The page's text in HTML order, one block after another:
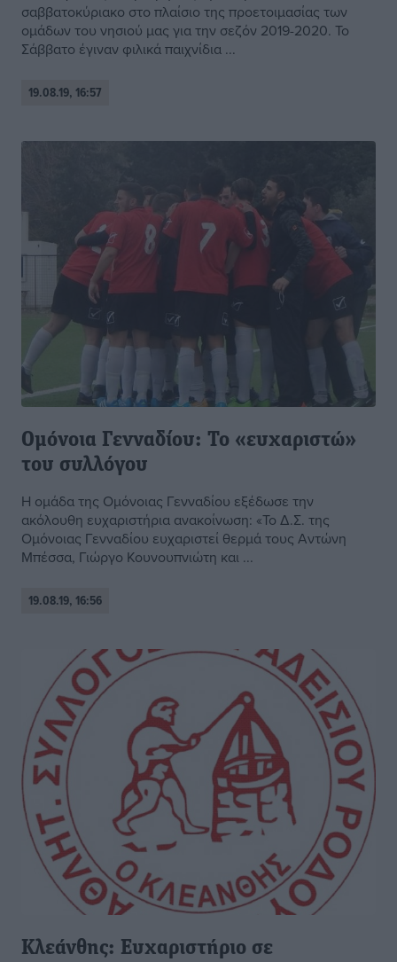
σαββατοκύριακο στο πλαίσιο της προετοιμασίας των
ομάδων του νησιού μας για την σεζόν 2019-2020. Το
Σάββατο έγιναν φιλικά παιχνίδια ...
19.08.19, 16:57
Ομόνοια Γενναδίου: Το «ευχαριστώ»
του συλλόγου
Η ομάδα της Ομόνοιας Γενναδίου εξέδωσε την
ακόλουθη ευχαριστήρια ανακοίνωση: «Το Δ.Σ. της
Ομόνοιας Γενναδίου ευχαριστεί θερμά τους Αντώνη
Μπέσσα, Γιώργο Κουνουπνιώτη και ...
19.08.19, 16:56
Κλεάνθης: Ευχαριστήριο σε